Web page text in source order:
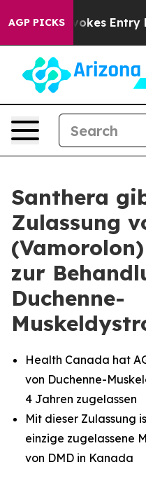
AGP PICKS
Revokes Entry
Santhera
Zulassung
zur
Duchenne-
Health Canada hat
von Duchenne-
4 Jahren zugelassen
Mit dieser Zulassung
einzige zugelassene
von DMD in Kanada